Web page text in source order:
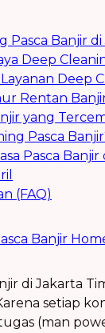
Pasca Banjir
Deep
Deep
Rentan
yang
Pasca
Pasca Banjir
(FAQ)
Banjir
di Jakarta
setiap
(man